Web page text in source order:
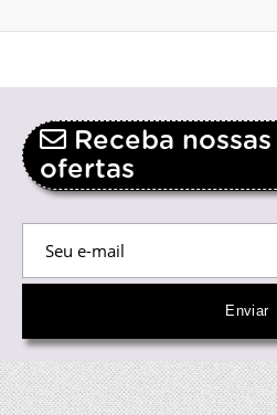
Receba
ofertas